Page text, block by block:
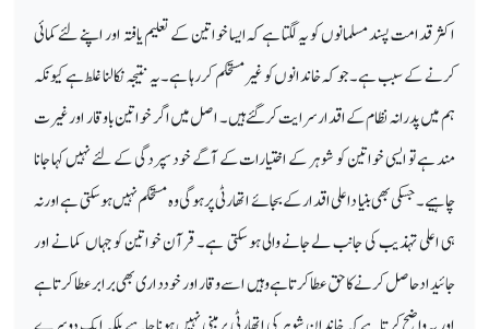
اکثر قدامت پسند مسلمانوں کو یہ لگتا ہے کہ ایسا خواتین کے تعلیم یافتہ اور اپنے لئے کمائی
کرنے کے سبب ہے۔ جو کہ خاندانوں کو غیر مستحکم کر رہا ہے۔ یہ نتیجہ نکالنا غلط ہے کیونکہ
ہم میں پدرانہ نظام کے اقدارسرایت کر گئے ہیں۔ اصل میں اگر خواتین با وقار اور غیرت
مند ہے تو ایسی خواتین کو شوہر کے اختیارات کے آگے خود سپردگی کے لئے نہیں کہا جانا
چاہیے۔جسکی بھی بنیا داعلی اقدار کے بجائے اتھارٹی پر ہوگی وہ مستحکم نہیں ہو سکتی ہے اور نہ
ہی اعلی تہذیب کی جانب لے جانے والی ہو سکتی ہے۔ قرآن خواتین کو جہاں کمانے اور
جائیداد حاصل کرنے کا حق عطا کرتا ہےوہیں اسے وقار اور خودداری بھی برابر عطا کرتا ہے